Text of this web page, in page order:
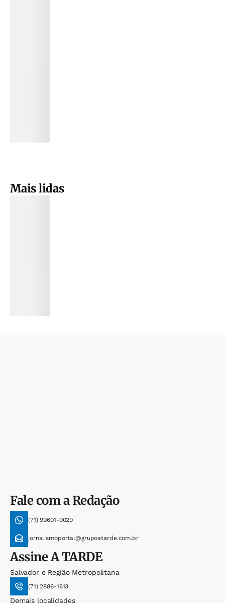
Mais lidas
Fale com a Redação
(71) 99601-0020
jornalismoportal@grupoatarde.com.br
AssineA TARDE
Salvador e Região Metropolitana
(71) 2886-1613
Demais localidades